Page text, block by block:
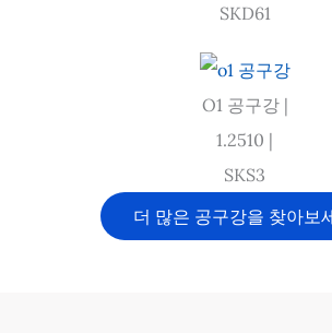
SKD61
O1 공구강 |
1.2510 |
SKS3
더 많은 공구강을 찾아보